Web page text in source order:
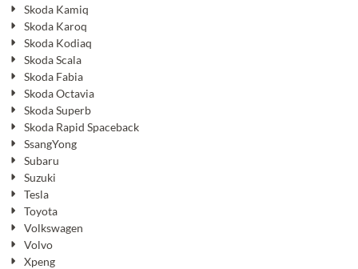
Skoda Kamiq
Skoda Karoq
Skoda Kodiaq
Skoda Scala
Skoda Fabia
Skoda Octavia
Skoda Superb
Skoda Rapid Spaceback
SsangYong
Subaru
Suzuki
Tesla
Toyota
Volkswagen
Volvo
Xpeng